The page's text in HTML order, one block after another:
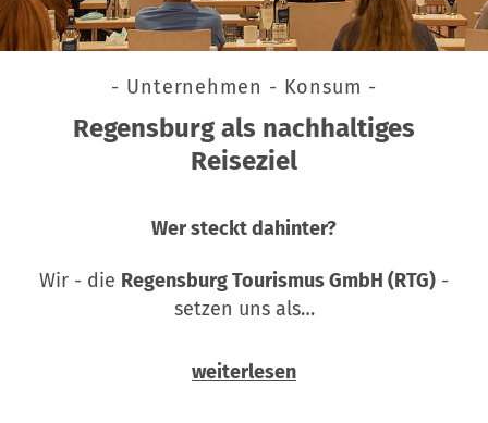
- Unternehmen - Konsum -
Regensburg als nachhaltiges
Reiseziel
Wer steckt dahinter?
Wir - die Regensburg Tourismus GmbH (RTG) -
setzen uns als…
weiterlesen